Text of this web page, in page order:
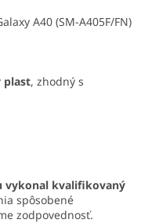
A40 (SM-A405F/FN)
plast, zhodný s
vykonal kvalifikovaný
spôsobené
zodpovednosť.